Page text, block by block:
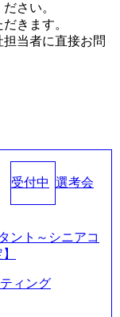
ださい。
きます。
当者に直接お問
受付中 選考会
ント～シニアコ
ィング